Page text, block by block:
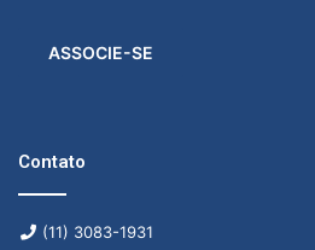
ASSOCIE-SE
Contato
(11) 3083-1931